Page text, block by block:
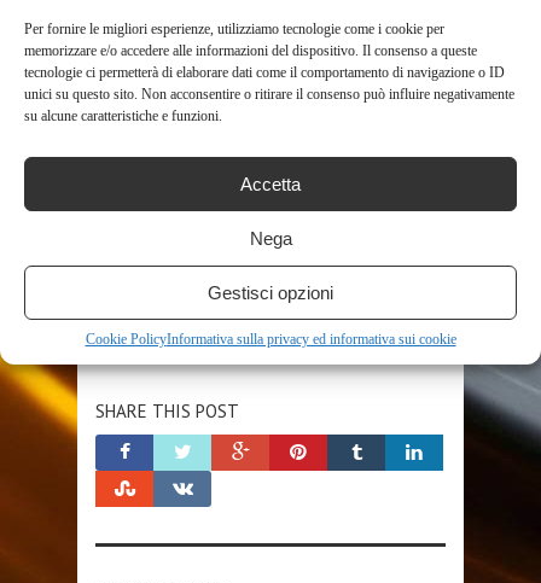
Per fornire le migliori esperienze, utilizziamo tecnologie come i cookie per
memorizzare e/o accedere alle informazioni del dispositivo. Il consenso a queste
tecnologie ci permetterà di elaborare dati come il comportamento di navigazione o ID
unici su questo sito. Non acconsentire o ritirare il consenso può influire negativamente
su alcune caratteristiche e funzioni.
Accetta
Nega
Gestisci opzioni
Cookie PolicyInformativa sulla privacy ed informativa sui cookie
BINOCOLO SWAROVSKI
COMPATIBILE
CON
DIGITALE
INCLUSA LED LIBBRE
LINKMICRO
MAC
METALLO
MICROSCOPIO
MICROSCOPIO A FLUORESCENZA
MICROSCOPIO ELETTRONICO
TELESCOPIO
TELESCOPIO NEWTONIANO
SHARE THIS POST